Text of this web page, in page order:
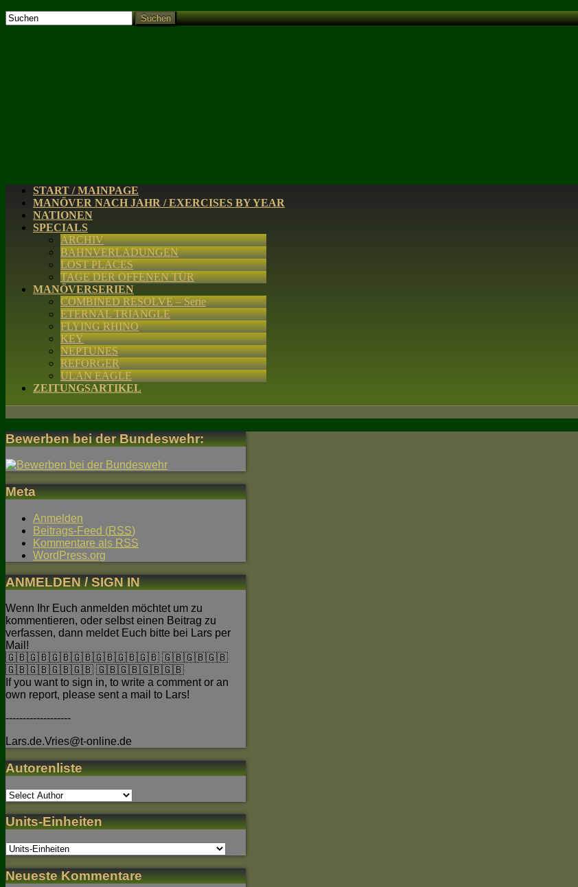
Suchen
START / MAINPAGE
MANÖVER NACH JAHR / EXERCISES BY YEAR
NATIONEN
SPECIALS
ARCHIV
BAHNVERLADUNGEN
LOST PLACES
TAGE DER OFFENEN TÜR
MANÖVERSERIEN
COMBINED RESOLVE – Serie
ETERNAL TRIANGLE
FLYING RHINO
KEY
NEPTUNES
REFORGER
ULAN EAGLE
ZEITUNGSARTIKEL
Bewerben bei der Bundeswehr:
Meta
Anmelden
Beitrags-Feed (RSS)
Kommentare als RSS
WordPress.org
ANMELDEN / SIGN IN
Wenn Ihr Euch anmelden möchtet um zu
kommentieren, oder selbst einen Beitrag zu
verfassen, dann meldet Euch bitte bei Lars per
Mail!
🇬🇧🇬🇧🇬🇧🇬🇧🇬🇧🇬🇧🇬🇧 🇬🇧🇬🇧🇬🇧
🇬🇧🇬🇧🇬🇧🇬🇧 🇬🇧🇬🇧🇬🇧🇬🇧
If you want to sign in, to write a comment or an
own report, please sent a mail to Lars!
-------------------
Lars.de.Vries@t-online.de
Autorenliste
Units-Einheiten
Neueste Kommentare